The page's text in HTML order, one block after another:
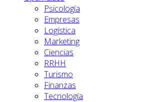
Psicología
Empresas
Logística
Marketing
Ciencias
RRHH
Turismo
Finanzas
Tecnología